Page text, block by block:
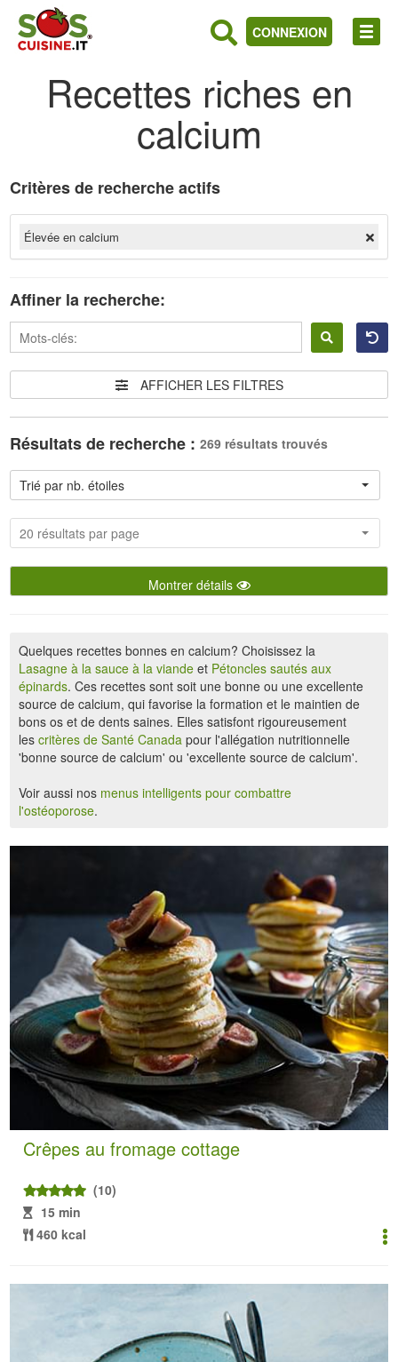
CONNEXION
Recettes riches en
calcium
connecter
Critères de recherche actifs
Élevée en calcium
Affiner la recherche:
AFFICHER LES FILTRES
Résultats de recherche : 269 résultats trouvés
Trié par nb. étoiles
20 résultats par page
Montrer détails
Quelques recettes bonnes en calcium? Choisissez la
Lasagne à la sauce à la viande et Pétoncles sautés aux
épinards. Ces recettes sont soit une bonne ou une excellente
source de calcium, qui favorise la formation et le maintien de
bons os et de dents saines. Elles satisfont rigoureusement
lescritères de Santé Canada pour l'allégation nutritionnelle
'bonne source de calcium' ou 'excellente source de calcium'.
Voir aussi nos menus intelligents pour combattre
l'ostéoporose.
Crêpes au fromage cottage
(10)
15 min
460 kcal